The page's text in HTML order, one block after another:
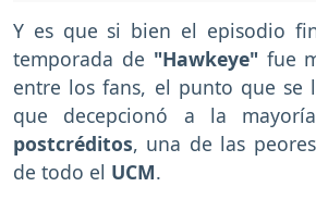
Y es que si bien el episodio
temporada de "Hawkeye" fue
entre los fans, el punto que se
que decepcionó a la
postcréditos, una de las
de todo el UCM.